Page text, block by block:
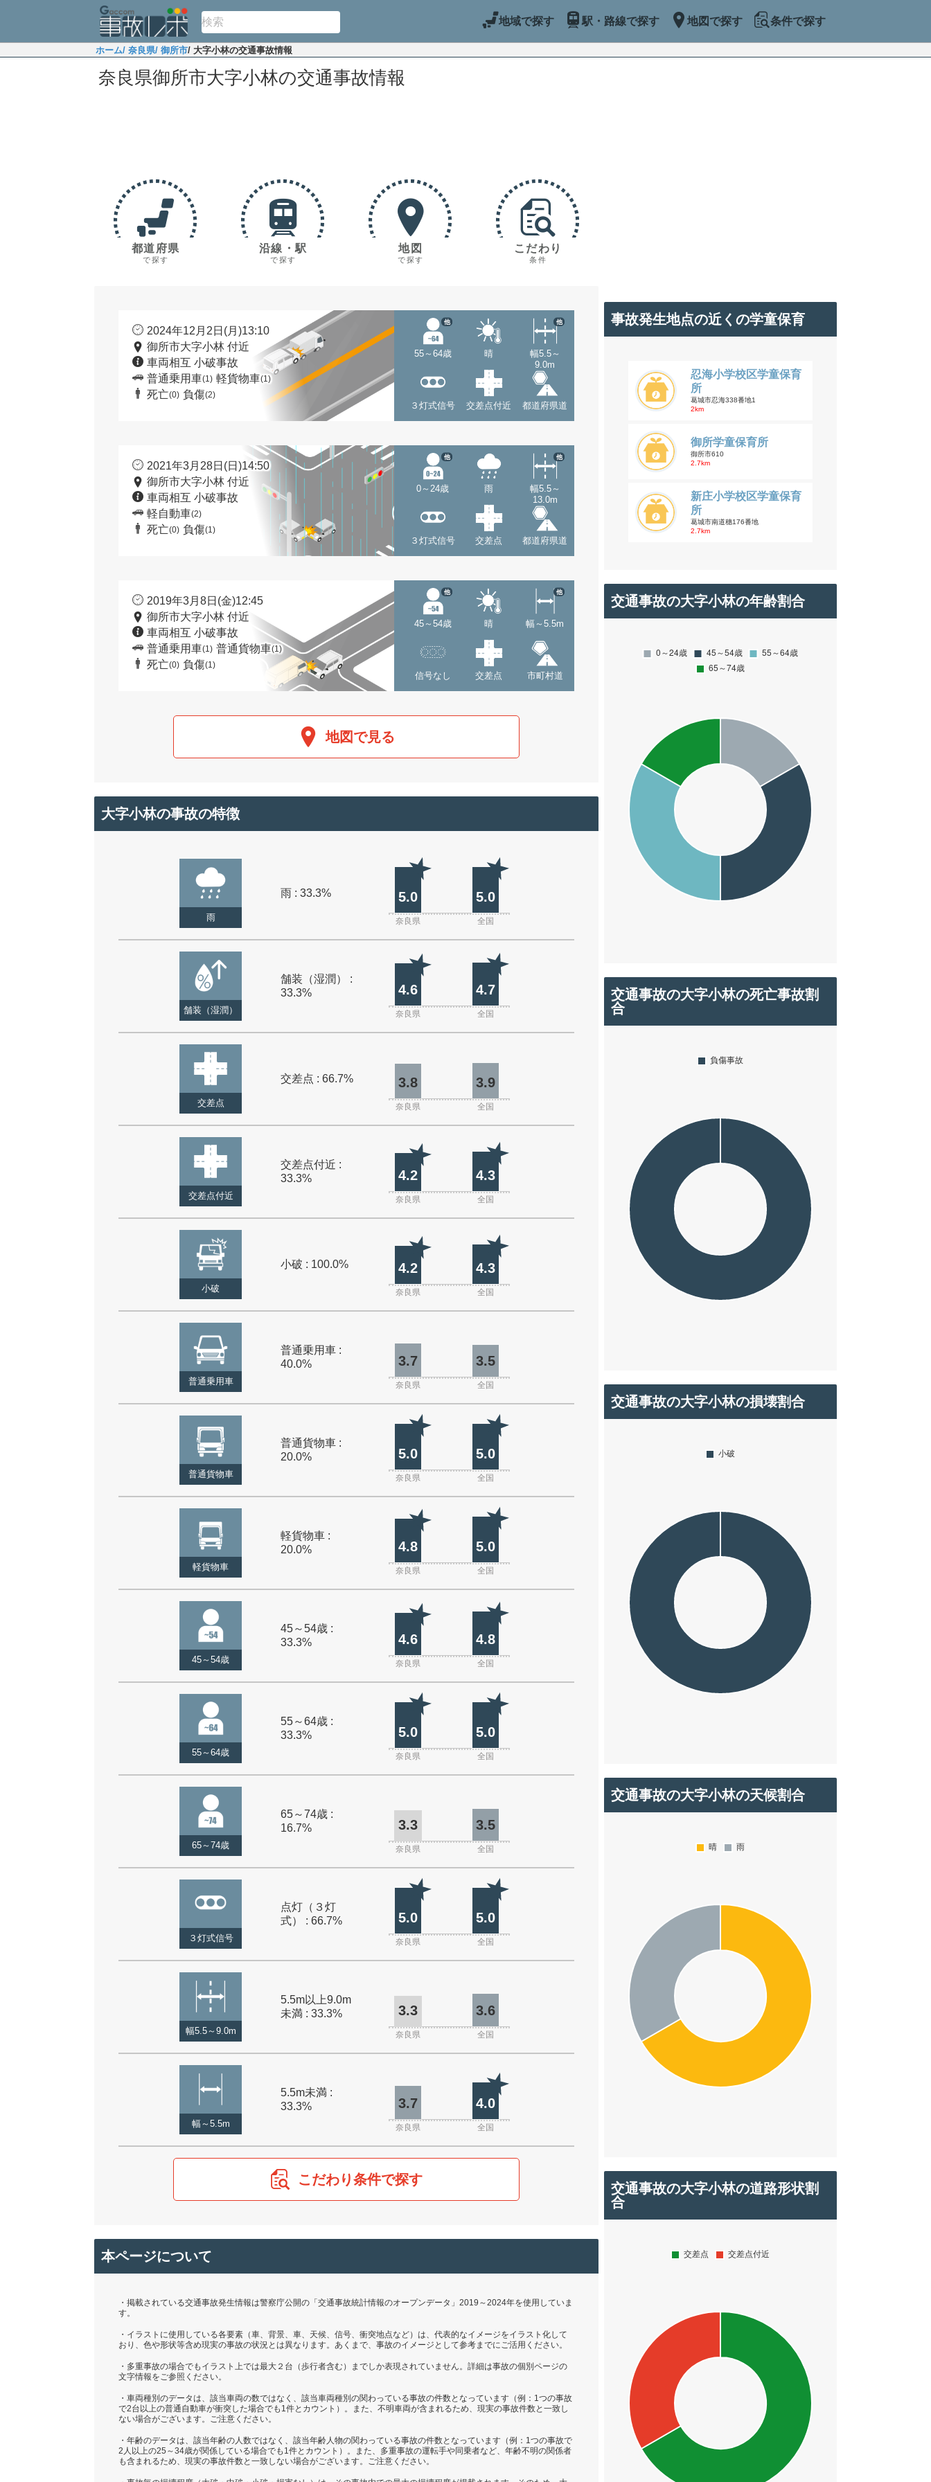
地域で探す 駅・路線で探す 地図で探す 条件で探す
ホーム/ 奈良県/ 御所市/ 大字小林の交通事故情報
奈良県御所市大字小林の交通事故情報
都道府県
で探す
沿線・駅
で探す
地図
で探す
こだわり
条件
2024年12月2日(月)13:10
御所市大字小林 付近
車両相互 小破事故
普通乗用車(1) 軽貨物車(1)
死亡(0) 負傷(2)
55～64歳
他
晴
幅5.5～
9.0m
他
３灯式信号 交差点付近 都道府県道
2021年3月28日(日)14:50
御所市大字小林 付近
車両相互 小破事故
軽自動車(2)
死亡(0) 負傷(1)
0～24歳
他
雨
幅5.5～
13.0m
他
３灯式信号 交差点 都道府県道
2019年3月8日(金)12:45
御所市大字小林 付近
車両相互 小破事故
普通乗用車(1) 普通貨物車(1)
死亡(0) 負傷(1)
45～54歳
他
晴 幅～5.5m
他
信号なし 交差点 市町村道
地図で見る
大字小林の事故の特徴
雨
雨 : 33.3% 5.0 5.0
奈良県 全国
舗装（湿潤）
舗装（湿潤） :
33.3%
4.6 4.7
奈良県 全国
交差点
交差点 : 66.7% 3.8 3.9
奈良県 全国
交差点付近
交差点付近 :
33.3%
4.2 4.3
奈良県 全国
小破
小破 : 100.0% 4.2 4.3
奈良県 全国
普通乗用車
普通乗用車 :
40.0%
3.7 3.5
奈良県 全国
普通貨物車
普通貨物車 :
20.0%
5.0 5.0
奈良県 全国
軽貨物車
軽貨物車 :
20.0%
4.8 5.0
奈良県 全国
45～54歳
45～54歳 :
33.3%
4.6 4.8
奈良県 全国
55～64歳
55～64歳 :
33.3%
5.0 5.0
奈良県 全国
65～74歳
65～74歳 :
16.7%
3.3 3.5
奈良県 全国
３灯式信号
点灯（３灯
式） : 66.7%
5.0 5.0
奈良県 全国
幅5.5～9.0m
5.5m以上9.0m
未満 : 33.3%
3.3 3.6
奈良県 全国
幅～5.5m
5.5m未満 :
33.3%
3.7 4.0
奈良県 全国
こだわり条件で探す
本ページについて
・掲載されている交通事故発生情報は警察庁公開の「交通事故統計情報のオープンデータ」2019～2024年を使用していま
す。
・イラストに使用している各要素（車、背景、車、天候、信号、衝突地点など）は、代表的なイメージをイラスト化して
おり、色や形状等含め現実の事故の状況とは異なります。あくまで、事故のイメージとして参考までにご活用ください。
・多重事故の場合でもイラスト上では最大２台（歩行者含む）までしか表現されていません。詳細は事故の個別ページの
文字情報をご参照ください。
・車両種別のデータは、該当車両の数ではなく、該当車両種別の関わっている事故の件数となっています（例：1つの事故
で2台以上の普通自動車が衝突した場合でも1件とカウント）。また、不明車両が含まれるため、現実の事故件数と一致し
ない場合がございます。ご注意ください。
・年齢のデータは、該当年齢の人数ではなく、該当年齢人物の関わっている事故の件数となっています（例：1つの事故で
2人以上の25～34歳が関係している場合でも1件とカウント）。また、多重事故の運転手や同乗者など、年齢不明の関係者
も含まれるため、現実の事故件数と一致しない場合がございます。ご注意ください。
事故発生地点の近くの学童保育
忍海小学校区学童保育
所
葛城市忍海338番地1
2km
御所学童保育所
御所市610
2.7km
新庄小学校区学童保育
所
葛城市南道穗176番地
2.7km
交通事故の大字小林の年齢割合
交通事故の大字小林の死亡事故割
合
交通事故の大字小林の損壊割合
交通事故の大字小林の天候割合
交通事故の大字小林の道路形状割
合